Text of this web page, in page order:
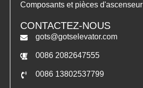
Composants et pièces d'ascenseur
CONTACTEZ-NOUS
gots@gotselevator.com
0086 2082647555
0086 13802537799